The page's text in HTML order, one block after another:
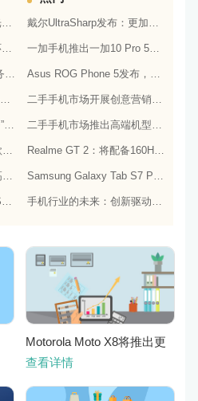
Realme GT Neo 2传闻曝光，或将配备更为出色的处理器和实用功能
二手手机市场的发展受到环保意识的影响，成为可持续消费的重要方式
二手手机市场推广“智慧服务”计划，提供更加个性化的服务体验
Xiaomi Mi 12发布：超高像素相机和强劲的骁龙888处理器
二手手机市场结合“互联网+”手段，实现商机的新突破和市场的新拓展
荣耀30系列全面亮相：多款产品组合满足不同用户需求！
OnePlus Nord 7发布：更高端的性能和更好的相机技术
Black Shark 5配置曝光：Snapdragon 888+120Hz屏幕
戴尔UltraSharp发布：更加精细的色彩和更方便的多屏操作
一加手机推出一加10 Pro 5G手机，搭载高通骁龙888处理器和一亿像素主摄像头
Asus ROG Phone 5发布，搭载专为游戏而生的处理器和摄像头
二手手机市场开展创意营销活动，提升市场的品牌感知度和美誉度
二手手机市场推出高端机型回收计划，提高市场的产品质量和用户口碑
Realme GT 2：将配备160Hz的屏幕和Snapdragon 898处理器
Samsung Galaxy Tab S7 Plus发布，搭载更为出色的屏幕和相机
手机行业的未来：创新驱动、可持续发展、共享经济
Motorola Moto X8将推出更
耐久机身和更优良音频效果
查看详情